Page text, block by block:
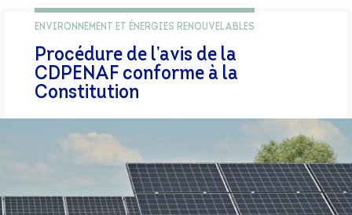
ENVIRONNEMENT ET ÉNERGIES RENOUVELABLES
Procédure de l’avis de la
CDPENAF conforme à la
Constitution